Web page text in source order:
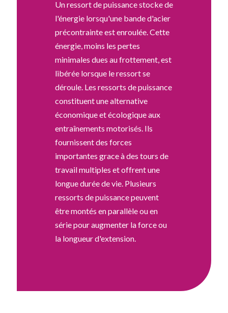
Un ressort de puissance stocke de
l'énergie lorsqu'une bande d'acier
précontrainte est enroulée. Cette
énergie, moins les pertes
minimales dues au frottement, est
libérée lorsque le ressort se
déroule. Les ressorts de puissance
constituent une alternative
économique et écologique aux
entraînements motorisés. Ils
fournissent des forces
importantes grace à des tours de
travail multiples et offrent une
longue durée de vie. Plusieurs
ressorts de puissance peuvent
être montés en parallèle ou en
série pour augmenter la force ou
la longueur d'extension.